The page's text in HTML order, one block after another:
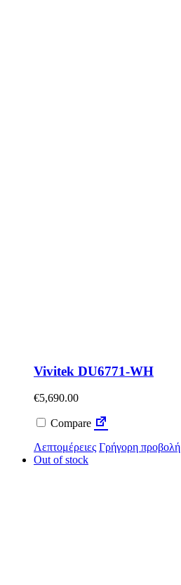
Vivitek DU6771-WH
€5,690.00
Compare
Λεπτομέρειες Γρήγορη προβολή
Out of stock